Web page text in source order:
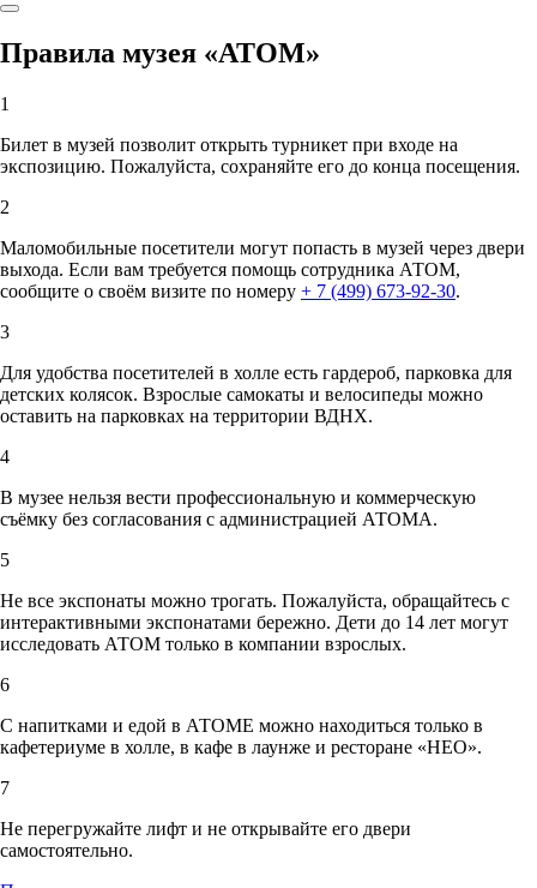
Правила музея «АТОМ»
1
Билет в музей позволит открыть турникет при входе на
экспозицию. Пожалуйста, сохраняйте его до конца посещения.
2
Маломобильные посетители могут попасть в музей через двери
выхода. Если вам требуется помощь сотрудника АТОМ,
сообщите о своём визите по номеру + 7 (499) 673-92-30.
3
Для удобства посетителей в холле есть гардероб, парковка для
детских колясок. Взрослые самокаты и велосипеды можно
оставить на парковках на территории ВДНХ.
4
В музее нельзя вести профессиональную и коммерческую
съёмку без согласования с администрацией АТОМА.
5
Не все экспонаты можно трогать. Пожалуйста, обращайтесь с
интерактивными экспонатами бережно. Дети до 14 лет могут
исследовать АТОМ только в компании взрослых.
6
С напитками и едой в АТОМЕ можно находиться только в
кафетериуме в холле, в кафе в лаунже и ресторане «НЕО».
7
Не перегружайте лифт и не открывайте его двери
самостоятельно.